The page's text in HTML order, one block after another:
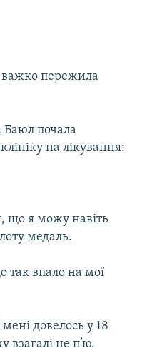
пережила
почала
на лікування:
що я можу навіть
медаль.
так впало на мої
довелось у 18
взагалі не п’ю.